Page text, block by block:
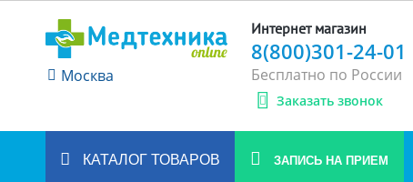
Москва
Интернет магазин
8(800)301-24-01
Бесплатно по России
Заказать звонок
КАТАЛОГ ТОВАРОВ ЗАПИСЬ НА ПРИЕМ